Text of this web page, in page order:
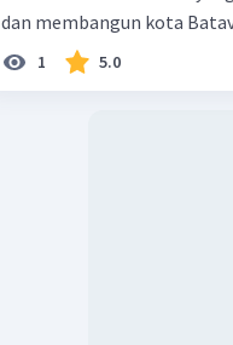
dan membangun kota
1 5.0